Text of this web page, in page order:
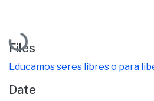
Loading...
Files
Educamos seres libres o para
Date